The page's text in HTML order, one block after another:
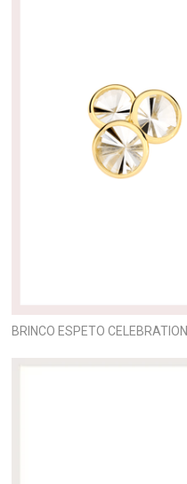
BRINCO ESPETO CELEBRATION